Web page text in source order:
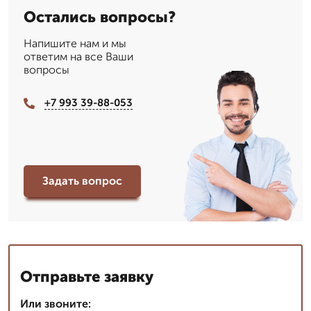
Остались вопросы?
Напишите нам и мы
ответим на все Ваши
вопросы
+7 993 39-88-053
Задать вопрос
Отправьте заявку
Или звоните: